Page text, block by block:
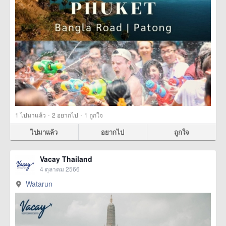
1 ไปมาแล้ว · 2 อยากไป · 1 ถูกใจ
ไปมาแล้ว อยากไป ถูกใจ
Vacay Thailand
4 ตุลาคม 2566
Watarun